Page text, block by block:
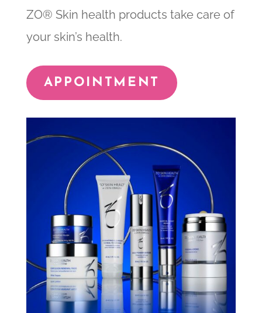
ZO® Skin health products take care of
your skin’s health.
APPOINTMENT